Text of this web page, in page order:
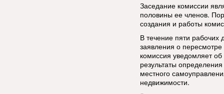
Заседание комиссии
половины ее членов.
создания и работы
В течение пяти рабочих
заявления о
комиссия уведомляет
результаты
местного
недвижимости.